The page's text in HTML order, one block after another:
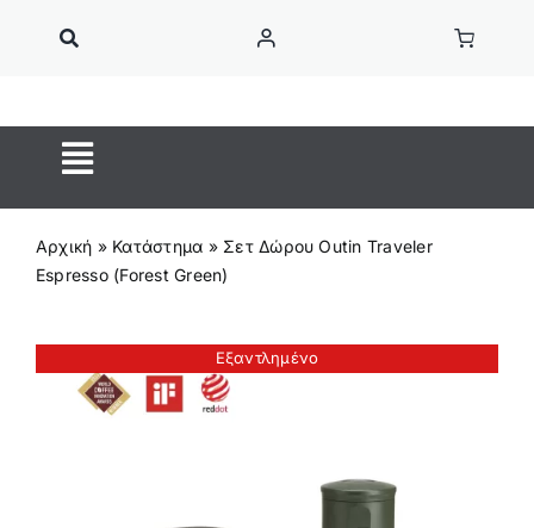
Toggle
Navigation
ΚΑΦΕΣ ESPRESSO
Κάψουλες Καφέ
OUTIN
Αρχική » Κατάστημα » Σετ Δώρου Outin Traveler
Espresso (Forest Green)
Εξαντλημένο